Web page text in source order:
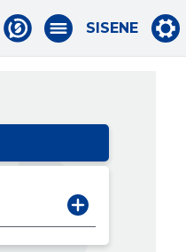
SISENE